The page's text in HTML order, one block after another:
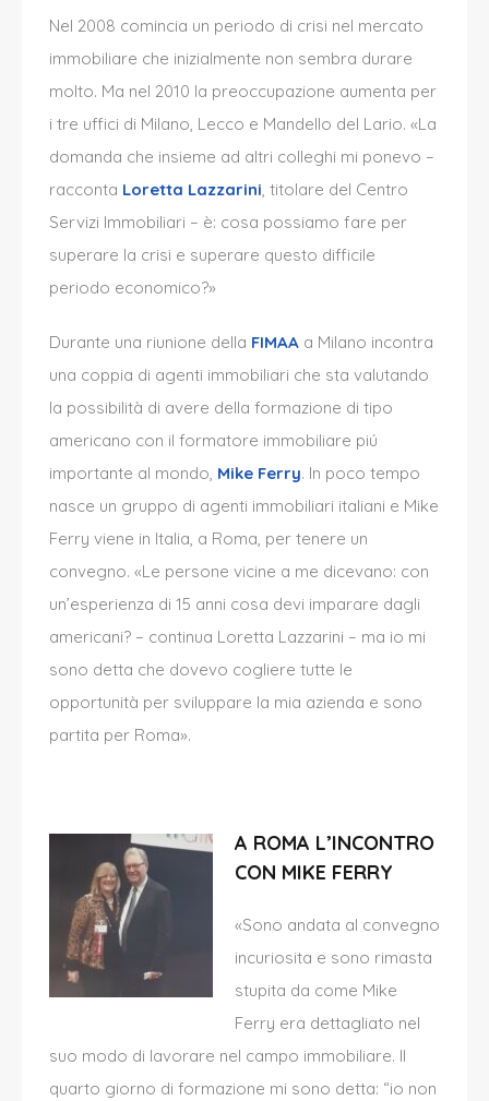
Nel 2008 comincia un periodo di crisi nel mercato
immobiliare che inizialmente non sembra durare
molto. Ma nel 2010 la preoccupazione aumenta per
i tre uffici di Milano, Lecco e Mandello del Lario. «La
domanda che insieme ad altri colleghi mi ponevo –
racconta Loretta Lazzarini, titolare del Centro
Servizi Immobiliari – è: cosa possiamo fare per
superare la crisi e superare questo difficile
periodo economico?»
Durante una riunione della FIMAA a Milano incontra
una coppia di agenti immobiliari che sta valutando
la possibilità di avere della formazione di tipo
americano con il formatore immobiliare piú
importante al mondo, Mike Ferry. In poco tempo
nasce un gruppo di agenti immobiliari italiani e Mike
Ferry viene in Italia, a Roma, per tenere un
convegno. «Le persone vicine a me dicevano: con
un’esperienza di 15 anni cosa devi imparare dagli
americani? – continua Loretta Lazzarini – ma io mi
sono detta che dovevo cogliere tutte le
opportunità per sviluppare la mia azienda e sono
partita per Roma».
A ROMA L’INCONTRO
CON MIKE FERRY
«Sono andata al convegno
incuriosita e sono rimasta
stupita da come Mike
Ferry era dettagliato nel
suo modo di lavorare nel campo immobiliare. Il
quarto giorno di formazione mi sono detta: “io non